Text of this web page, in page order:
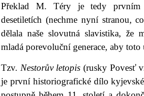
Překlad M. Téry je tedy prvním
desetiletích (nechme nyní stranou,
dělala naše slovutná slavistika, že
mladá porevoluční generace, aby toto
Tzv. Nestorův letopis (rusky Povesť
je první historiografické dílo